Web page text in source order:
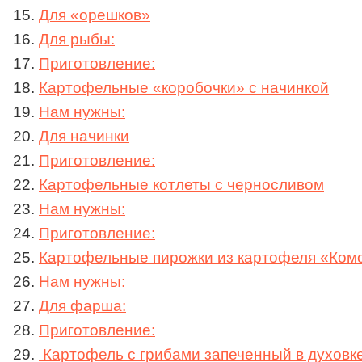
Для «орешков»
Для рыбы:
Приготовление:
Картофельные «коробочки» с начинкой
Нам нужны:
Для начинки
Приготовление:
Картофельные котлеты с черносливом
Нам нужны:
Приготовление:
Картофельные пирожки из картофеля
Нам нужны:
Для фарша:
Приготовление:
Картофель с грибами запеченный в